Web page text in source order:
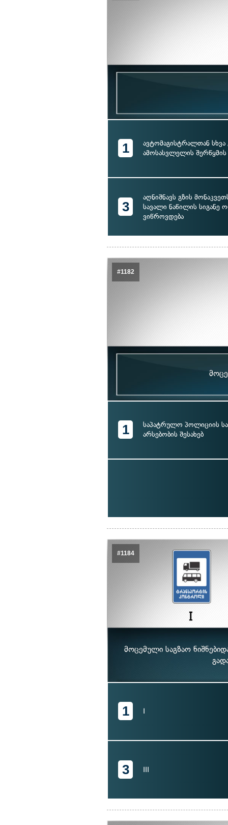
1
ავტომაგისტრალთან სხვა
ამოსასვლელის
3
აღნიშნავს გზის
სავალი ნაწილის სიგანე
ვიწროვდება
#1182
1
საპატრულო პოლიციის
არსებობის შესახებ
#1184
მოცემული საგზაო
1 I
3 III